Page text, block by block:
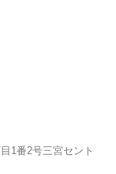
1番2号三宮セント